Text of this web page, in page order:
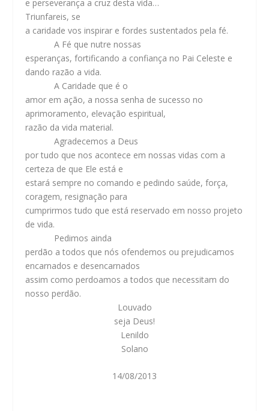
e perseverança a cruz desta vida…
Triunfareis, se
a caridade vos inspirar e fordes sustentados pela fé.
A Fé que nutre nossas
esperanças, fortificando a confiança no Pai Celeste e
dando razão a vida.
A Caridade que é o
amor em ação, a nossa senha de sucesso no
aprimoramento, elevação espiritual,
razão da vida material.
Agradecemos a Deus
por tudo que nos acontece em nossas vidas com a
certeza de que Ele está e
estará sempre no comando e pedindo saúde, força,
coragem, resignação para
cumprirmos tudo que está reservado em nosso projeto
de vida.
Pedimos ainda
perdão a todos que nós ofendemos ou prejudicamos
encarnados e desencarnados
assim como perdoamos a todos que necessitam do
nosso perdão.
Louvado
seja Deus!
Lenildo
Solano
14/08/2013